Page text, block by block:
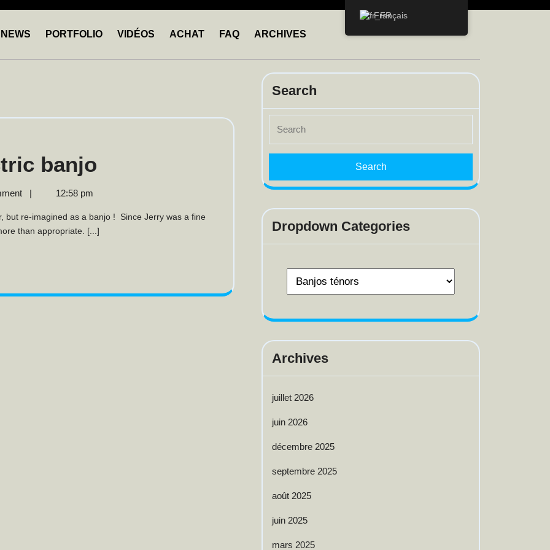
NEWS PORTFOLIO VIDÉOS ACHAT FAQ ARCHIVES
banjo
electric
banjo
| 12:58 pm
than appropriate. [...]
Search
for:
Dropdown Categories
Archives
juillet 2026
juin 2026
décembre 2025
septembre 2025
août 2025
juin 2025
mars 2025
Français